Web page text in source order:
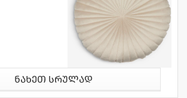
ნახეთ სრულად